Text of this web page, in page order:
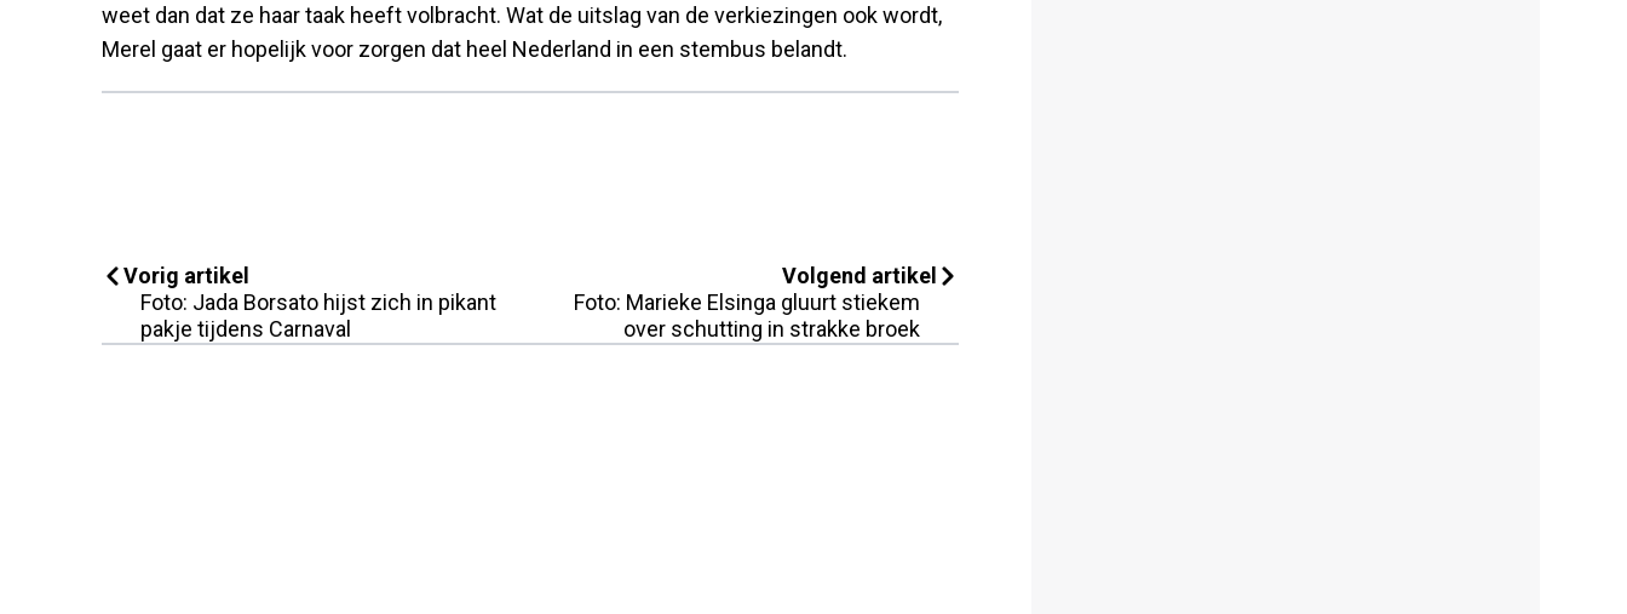
weet dan dat ze haar taak heeft volbracht. Wat de uitslag van de verkiezingen ook wordt,
Merel gaat er hopelijk voor zorgen dat heel Nederland in een stembus belandt.
Vorig artikel
Foto: Jada Borsato hijst zich in pikant
pakje tijdens Carnaval
Volgend artikel
Foto: Marieke Elsinga gluurt stiekem
over schutting in strakke broek